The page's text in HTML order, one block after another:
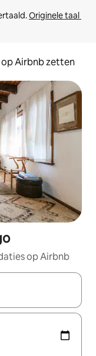
Originele taal
Airbnb zetten
op Airbnb
maak je een keuze